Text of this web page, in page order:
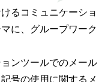
るコミュニケーショ
に、グループワーク
ンツールでのメール
号の使用に関するメ